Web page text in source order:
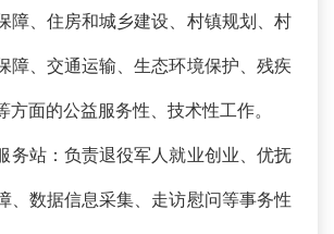
障、住房和城乡建设、村镇规划、村
障、交通运输、生态环境保护、残疾
方面的公益服务性、技术性工作。
务站：负责退役军人就业创业、优抚
、数据信息采集、走访慰问等事务性